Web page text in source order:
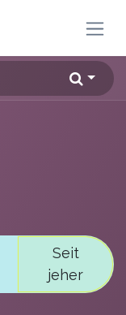
Seit
jeher